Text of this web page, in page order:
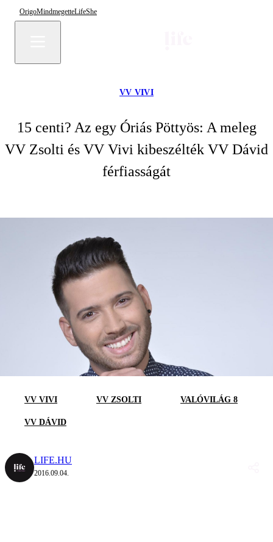
OrigoMindmegetteLifeShe
VV VIVI
15 centi? Az egy Óriás Pöttyös: A meleg
VV Zsolti és VV Vivi kibeszélték VV Dávid
férfiasságát
VV VIVI VV ZSOLTI VALÓVILÁG 8
VV DÁVID
LIFE.HU
2016.09.04.